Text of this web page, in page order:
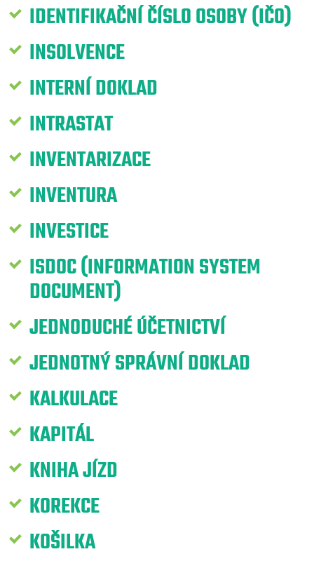
IDENTIFIKAČNÍ ČÍSLO OSOBY (IČO)
INSOLVENCE
INTERNÍ DOKLAD
INTRASTAT
INVENTARIZACE
INVENTURA
INVESTICE
ISDOC (INFORMATION SYSTEM
DOCUMENT)
JEDNODUCHÉ ÚČETNICTVÍ
JEDNOTNÝ SPRÁVNÍ DOKLAD
KALKULACE
KAPITÁL
KNIHA JÍZD
KOREKCE
KOŠILKA